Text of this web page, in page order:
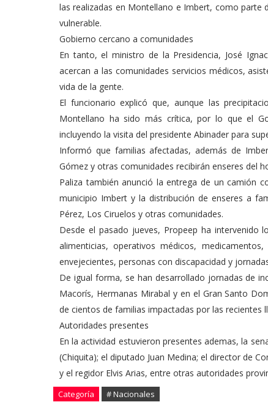
las realizadas en Montellano e Imbert, como parte
vulnerable.
Gobierno cercano a comunidades
En tanto, el ministro de la Presidencia, José
acercan a las comunidades servicios médicos,
vida de la gente.
El funcionario explicó que, aunque las
Montellano ha sido más crítica, por lo que el
incluyendo la visita del presidente Abinader para
Informó que familias afectadas, además de
Gómez y otras comunidades recibirán enseres del
Paliza también anunció la entrega de un camión
municipio Imbert y la distribución de enseres a
Pérez, Los Ciruelos y otras comunidades.
Desde el pasado jueves, Propeep ha
alimenticias, operativos médicos,
envejecientes, personas con discapacidad y
De igual forma, se han desarrollado jornadas de
Macorís, Hermanas Mirabal y en el Gran Santo
de cientos de familias impactadas por las recientes
Autoridades presentes
En la actividad estuvieron presentes ademas, la
(Chiquita); el diputado Juan Medina; el director de
y el regidor Elvis Arias, entre otras autoridades
Categoría # Nacionales